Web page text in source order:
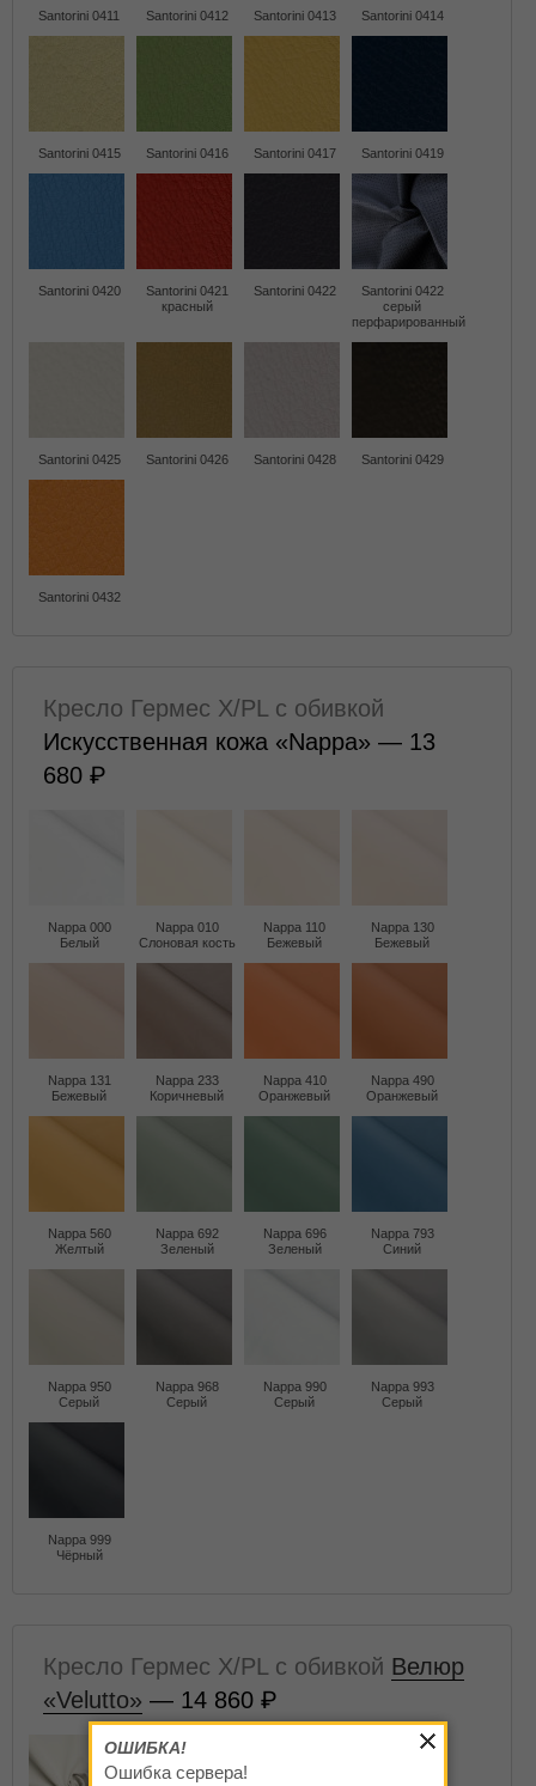
Santorini 0411 Santorini 0412 Santorini 0413 Santorini 0414
Santorini 0415 Santorini 0416 Santorini 0417 Santorini 0419
Santorini 0420
Santorini 0421
красный
Santorini 0422
Santorini 0422
серый
перфарированный
Santorini 0425 Santorini 0426 Santorini 0428 Santorini 0429
Santorini 0432
Кресло Гермес X/PL с обивкой
Искусственная кожа «Nappa» — 13
680
Nappa 000
Белый
Nappa 010
Слоновая кость
Nappa 110
Бежевый
Nappa 130
Бежевый
Nappa 131
Бежевый
Nappa 233
Коричневый
Nappa 410
Оранжевый
Nappa 490
Оранжевый
Nappa 560
Желтый
Nappa 692
Зеленый
Nappa 696
Зеленый
Nappa 793
Синий
Nappa 950
Серый
Nappa 968
Серый
Nappa 990
Серый
Nappa 993
Серый
Nappa 999
Чёрный
Кресло Гермес X/PL с обивкой Велюр
«Velutto» — 14 860
ОШИБКА!
Ошибка сервера!